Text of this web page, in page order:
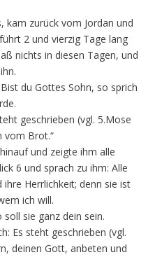
kam zurück vom Jordan und
2 und vierzig Tage lang
nichts in diesen Tagen, und
du Gottes Sohn, so sprich
geschrieben (vgl. 5.Mose
vom Brot.“
und zeigte ihm alle
6 und sprach zu ihm: Alle
Herrlichkeit; denn sie ist
ich will.
sie ganz dein sein.
Es steht geschrieben (vgl.
deinen Gott, anbeten und